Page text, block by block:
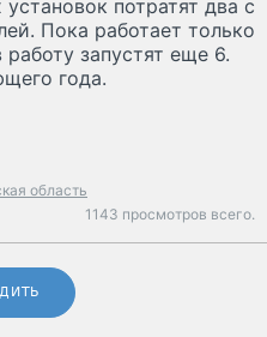
потратят два с
Пока работает только
запустят еще 6.
года.
область
1143 просмотров всего.